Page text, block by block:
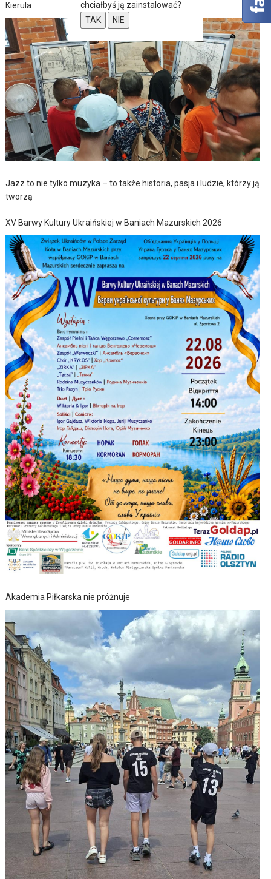
Kierula
Jazz to nie tylko muzyka – to także historia, pasja i ludzie, którzy ją
tworzą
XV Barwy Kultury Ukraińskiej w Baniach Mazurskich 2026
Akademia Piłkarska nie próżnuje
chciałbyś ją zainstalować?
TAK
NIE